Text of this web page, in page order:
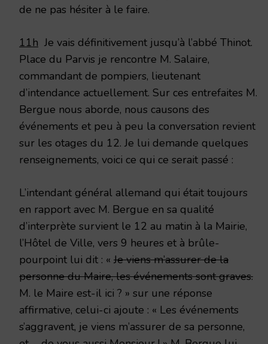
de ne pas hésiter à le faire.
11h Je vais définitivement jusqu’à l’abbé Thinot.
Place du Parvis je rencontre M. Salaire,
commandant de pompiers, lieutenant
d’intendance actuellement. Sur ces entrefaites M.
Bergue nous aborde, nous causons des
événements et peu à peu la conversation revient
sur les otages du 12. Je lui demande quelques
renseignements, voici ce qui ce serait passé :
L’intendant général allemand qui était toujours
en rapport avec M. Bergue en sa qualité
d’interprète survient le 12 au matin à la Mairie,
l’Hôtel de Ville, vers 9 heures et à brûle-
pourpoint lui dit : « Je viens m’assurer de la
personne du Maire, les événements sont graves.
M. le Maire est-il ici ? » sur une réponse
affirmative, celui-ci ajoute : « Les événements
s’aggravent, je viens m’assurer de sa personne,